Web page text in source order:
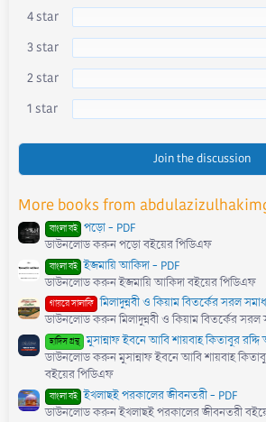
s
a
r
4 star
3 star
2 star
1 star
Join the discussion
More books from
বাংলা বই পড়ো - PDF
ডাউনলোড করুন পড়ো বইয়ের পিডিএফ
বাংলা বই ইজমায়ি আকিদা - PDF
ডাউনলোড করুন ইজমায়ি আকিদা বইয়ের পিডিএফ
গায়রে সালাফি মিলাদুন্নবী ও কিয়াম বিতর্কের সরল
ডাউনলোড করুন মিলাদুন্নবী ও কিয়াম বিতর্কের সরল
হাদিস গ্রন্থ মুসান্নাফ ইবনে আবি শায়বাহ কিতাবুর
ডাউনলোড করুন মুসান্নাফ ইবনে আবি শায়বাহ
বইয়ের পিডিএফ
বাংলা বই ইখলাছই পরকালের জীবনতরী - PDF
ডাউনলোড করুন ইখলাছই পরকালের জীবনতরী